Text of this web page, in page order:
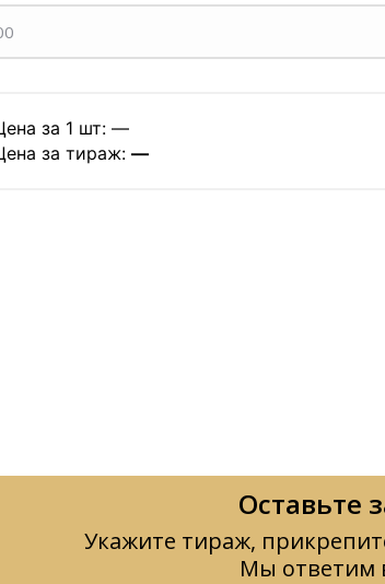
за 1 шт: —
за тираж: —
Оставьте
Укажите тираж,
Мы ответим